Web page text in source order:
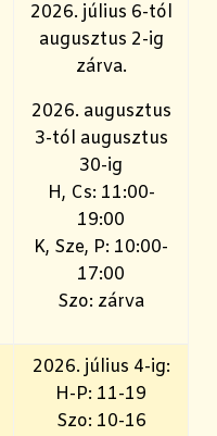
2026. július 6-tól
augusztus 2-ig
zárva.
2026. augusztus
3-tól augusztus
30-ig
H, Cs: 11:00-
19:00
K, Sze, P: 10:00-
17:00
Szo: zárva
2026. július 4-ig:
H-P: 11-19
Szo: 10-16